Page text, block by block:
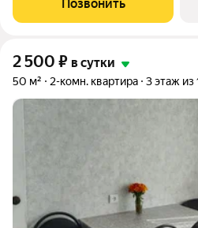
минутной доступности МегаГринн,
Позвонить
2 500 ₽ в сутки
50 м² 2-комн. квартира 3 этаж из